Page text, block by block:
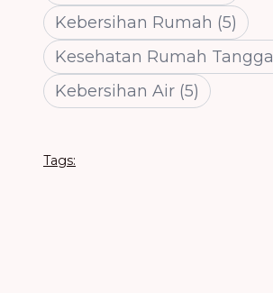
Kebersihan Rumah (5)
Kesehatan Rumah Tangga
Kebersihan Air (5)
Tags: